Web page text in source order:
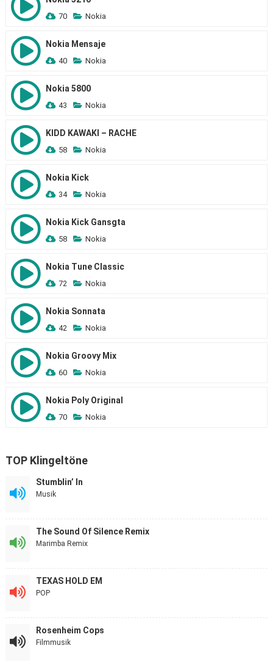
70 Nokia
Nokia Mensaje
40 Nokia
Nokia 5800
43 Nokia
KIDD KAWAKI – RACHE
58 Nokia
Nokia Kick
34 Nokia
Nokia Kick Gansgta
58 Nokia
Nokia Tune Classic
72 Nokia
Nokia Sonnata
42 Nokia
Nokia Groovy Mix
60 Nokia
Nokia Poly Original
70 Nokia
TOP Klingeltöne
Stumblin’ In
Musik
The Sound Of Silence Remix
Marimba Remix
TEXAS HOLD EM
POP
Rosenheim Cops
Filmmusik